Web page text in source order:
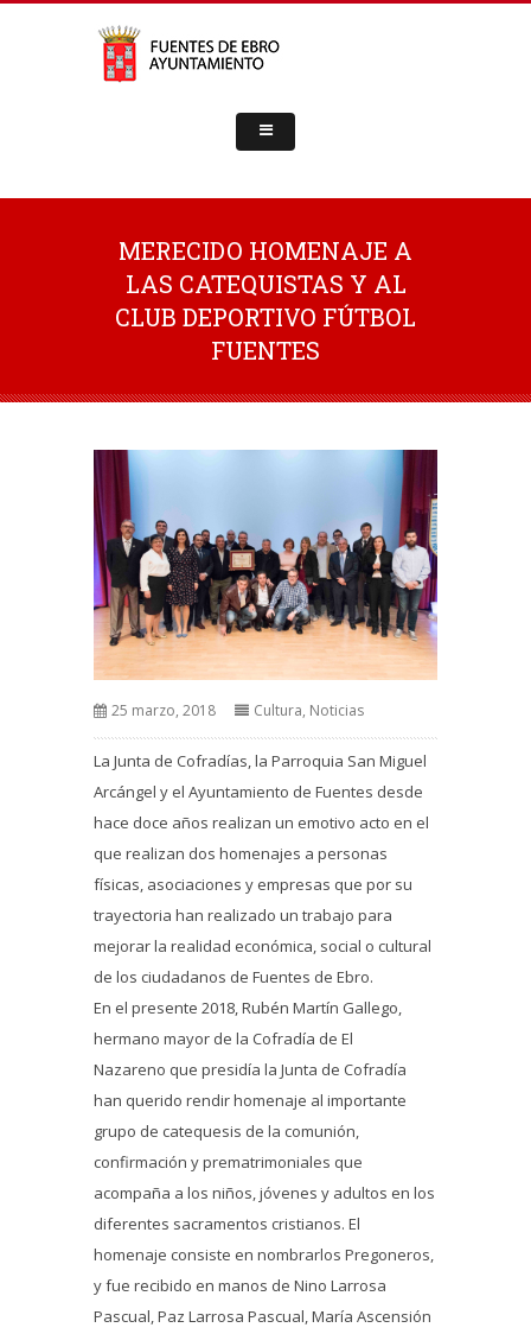
MERECIDO HOMENAJE A
LAS CATEQUISTAS Y AL
CLUB DEPORTIVO FÚTBOL
FUENTES
25 marzo, 2018 Cultura, Noticias
La Junta de Cofradías, la Parroquia San Miguel
Arcángel y el Ayuntamiento de Fuentes desde
hace doce años realizan un emotivo acto en el
que realizan dos homenajes a personas
físicas, asociaciones y empresas que por su
trayectoria han realizado un trabajo para
mejorar la realidad económica, social o cultural
de los ciudadanos de Fuentes de Ebro.
En el presente 2018, Rubén Martín Gallego,
hermano mayor de la Cofradía de El
Nazareno que presidía la Junta de Cofradía
han querido rendir homenaje al importante
grupo de catequesis de la comunión,
confirmación y prematrimoniales que
acompaña a los niños, jóvenes y adultos en los
diferentes sacramentos cristianos. El
homenaje consiste en nombrarlos Pregoneros,
y fue recibido en manos de Nino Larrosa
Pascual, Paz Larrosa Pascual, María Ascensión